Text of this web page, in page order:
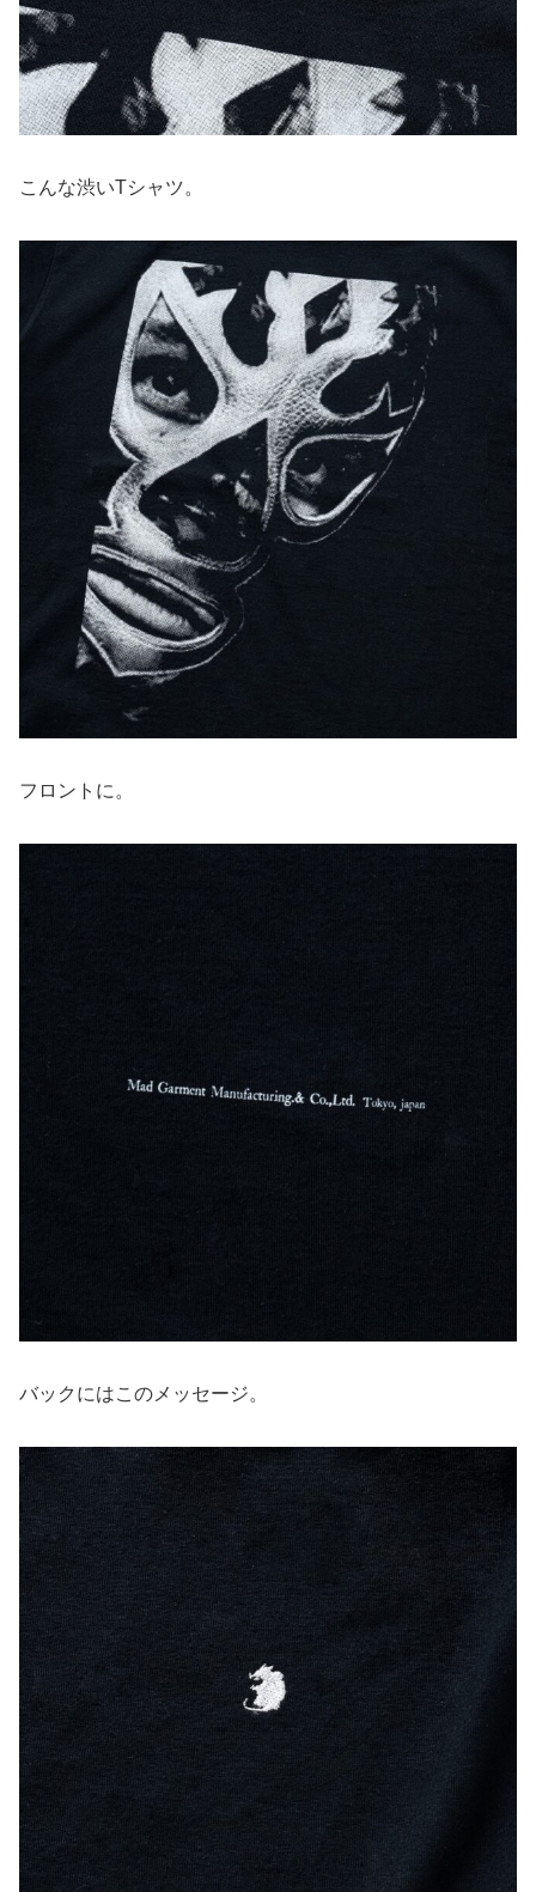
こんな渋いTシャツ。
フロントに。
バックにはこのメッセージ。